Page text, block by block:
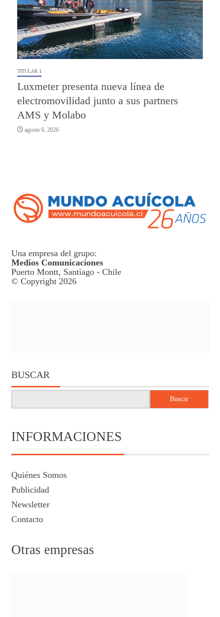
TITULAR 1
Luxmeter presenta nueva línea de
electromovilidad junto a sus partners
AMS y Molabo
agosto 6, 2026
Una empresa del grupo:
Medios Comunicaciones
Puerto Montt, Santiago - Chile
© Copyright 2026
BUSCAR
Buscar
INFORMACIONES
Quiénes Somos
Publicidad
Newsletter
Contacto
Otras empresas